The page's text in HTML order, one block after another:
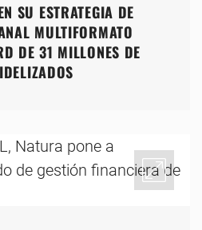
SU ESTRATEGIA DE
MULTIFORMATO
DE 31 MILLONES DE